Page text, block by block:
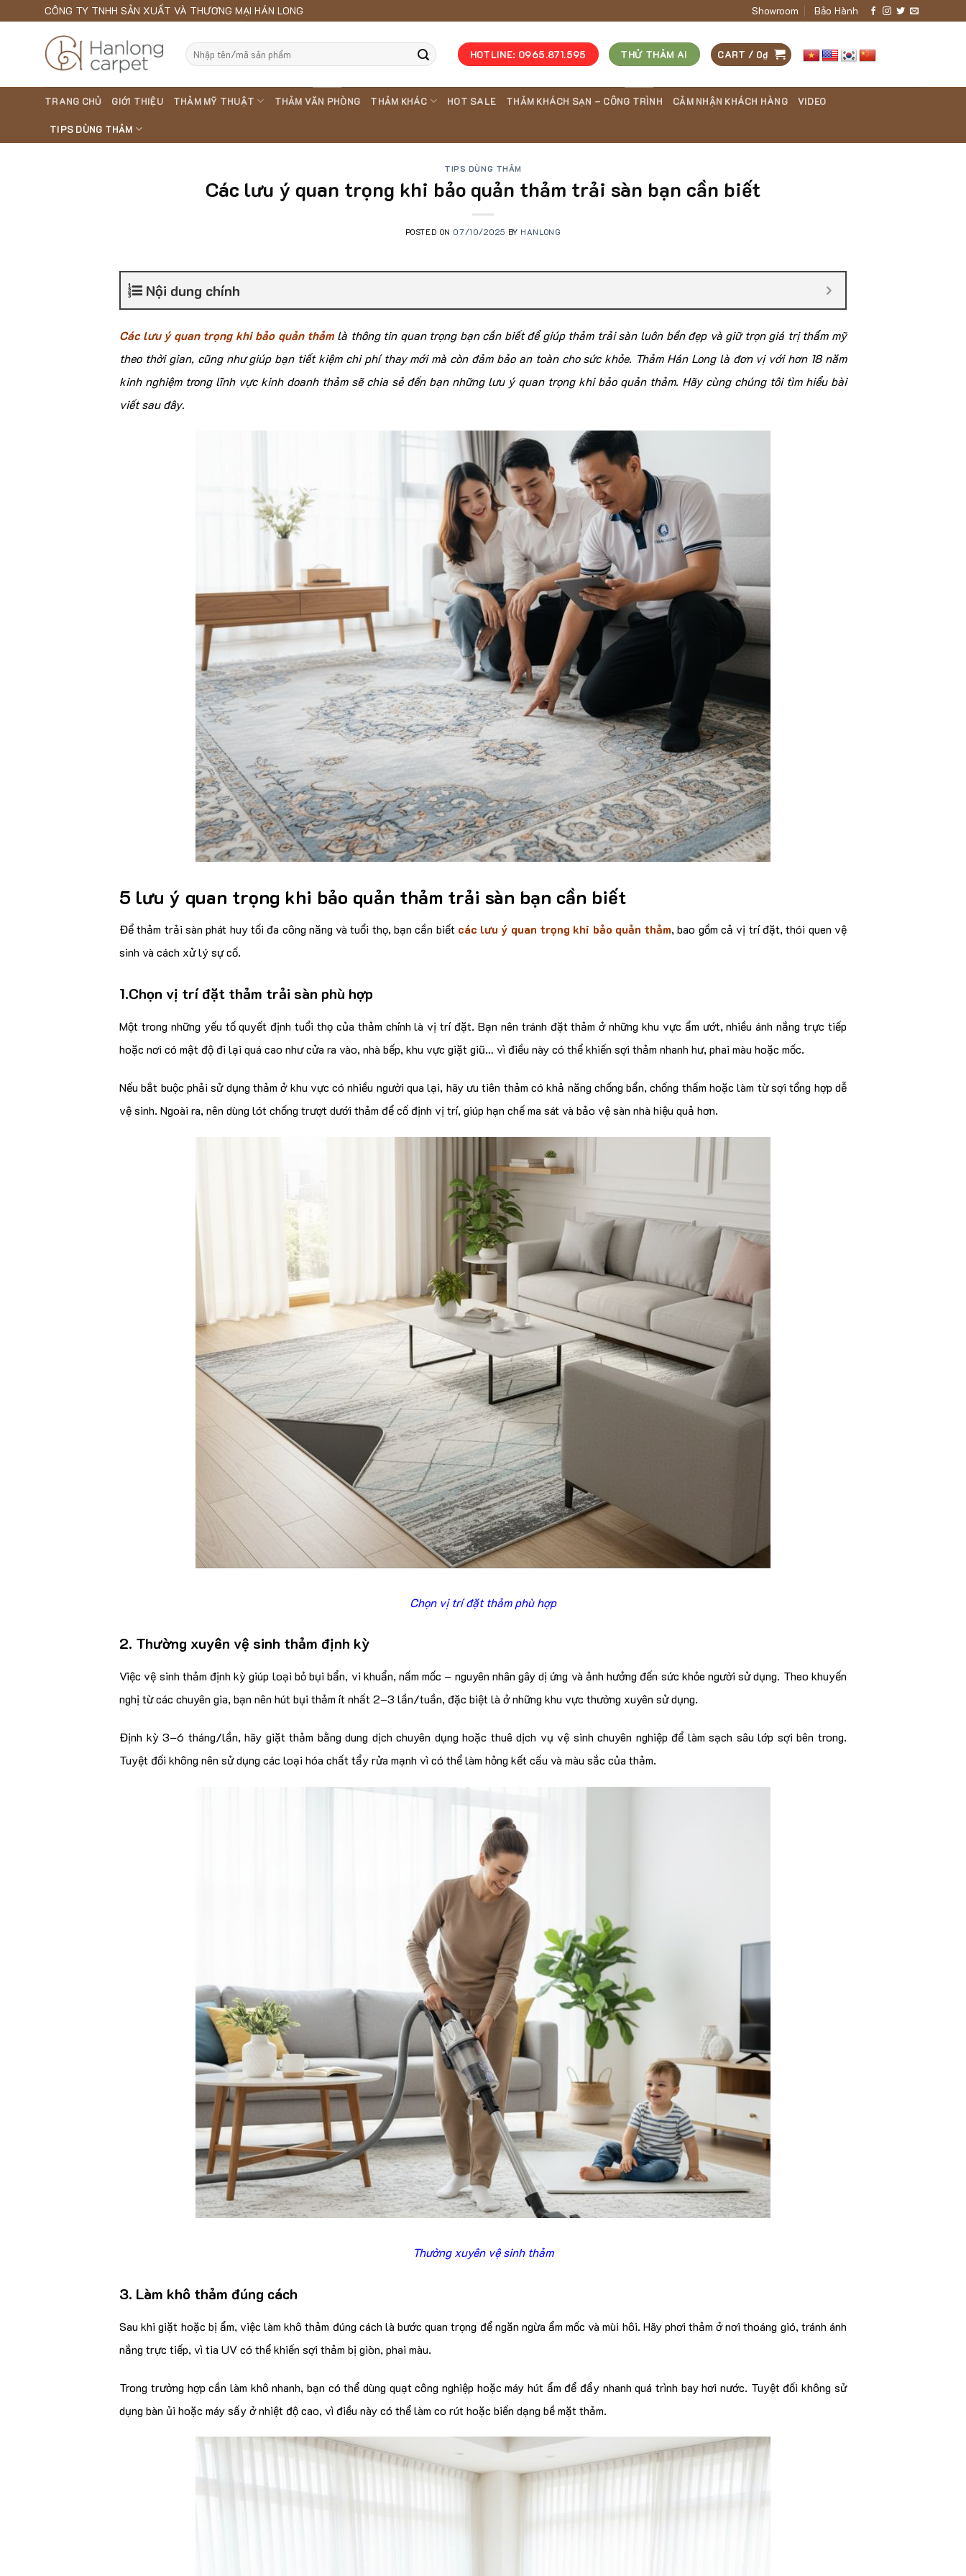
to
CÔNG TY TNHH SẢN XUẤT VÀ THƯƠNG MẠI HÁN LONG Showroom Bảo Hành
Search
for:
HOTLINE: 0965.871.595 THỬ THẢM AI CART / 0₫
TRANG CHỦ GIỚI THIỆU THẢM MỸ THUẬT THẢM VĂN PHÒNG THẢM KHÁC HOT SALE THẢM KHÁCH SẠN – CÔNG TRÌNH CẢM NHẬN KHÁCH HÀNG VIDEO
TIPS DÙNG THẢM
TIPS DÙNG THẢM
Các lưu ý quan trọng khi bảo quản thảm trải sàn bạn cần biết
POSTED ON 07/10/2025 BY HANLONG
Nội dung chính
Các lưu ý quan trọng khi bảo quản thảmlà thông tin quan trọng bạn cần biết để giúp thảm trải sàn luôn bền đẹp và giữ trọn giá trị thẩm mỹ
theo thời gian, cũng như giúp bạn tiết kiệm chi phí thay mới mà còn đảm bảo an toàn cho sức khỏe. Thảm Hán Long là đơn vị với hơn 18 năm
kinh nghiệm trong lĩnh vực kinh doanh thảm sẽ chia sẻ đến bạn những lưu ý quan trọng khi bảo quản thảm. Hãy cùng chúng tôi tìm hiểu bài
viết sau đây.
5 lưu ý quan trọng khi bảo quản thảm trải sàn bạn cần biết
Để thảm trải sàn phát huy tối đa công năng và tuổi thọ, bạn cần biết các lưu ý quan trọng khi bảo quản thảm, bao gồm cả vị trí đặt, thói quen vệ
sinh và cách xử lý sự cố.
1.Chọn vị trí đặt thảm trải sàn phù hợp
Một trong những yếu tố quyết định tuổi thọ của thảm chính là vị trí đặt. Bạn nên tránh đặt thảm ở những khu vực ẩm ướt, nhiều ánh nắng trực tiếp
hoặc nơi có mật độ đi lại quá cao như cửa ra vào, nhà bếp, khu vực giặt giũ… vì điều này có thể khiến sợi thảm nhanh hư, phai màu hoặc mốc.
Nếu bắt buộc phải sử dụng thảm ở khu vực có nhiều người qua lại, hãy ưu tiên thảm có khả năng chống bẩn, chống thấm hoặc làm từ sợi tổng hợp dễ
vệ sinh. Ngoài ra, nên dùng lót chống trượt dưới thảm để cố định vị trí, giúp hạn chế ma sát và bảo vệ sàn nhà hiệu quả hơn.
Chọn vị trí đặt thảm phù hợp
2. Thường xuyên vệ sinh thảm định kỳ
Việc vệ sinh thảm định kỳ giúp loại bỏ bụi bẩn, vi khuẩn, nấm mốc – nguyên nhân gây dị ứng và ảnh hưởng đến sức khỏe người sử dụng. Theo khuyến
nghị từ các chuyên gia, bạn nên hút bụi thảm ít nhất 2–3 lần/tuần, đặc biệt là ở những khu vực thường xuyên sử dụng.
Định kỳ 3–6 tháng/lần, hãy giặt thảm bằng dung dịch chuyên dụng hoặc thuê dịch vụ vệ sinh chuyên nghiệp để làm sạch sâu lớp sợi bên trong.
Tuyệt đối không nên sử dụng các loại hóa chất tẩy rửa mạnh vì có thể làm hỏng kết cấu và màu sắc của thảm.
Thường xuyên vệ sinh thảm
3. Làm khô thảm đúng cách
Sau khi giặt hoặc bị ẩm, việc làm khô thảm đúng cách là bước quan trọng để ngăn ngừa ẩm mốc và mùi hôi. Hãy phơi thảm ở nơi thoáng gió, tránh ánh
nắng trực tiếp, vì tia UV có thể khiến sợi thảm bị giòn, phai màu.
Trong trường hợp cần làm khô nhanh, bạn có thể dùng quạt công nghiệp hoặc máy hút ẩm để đẩy nhanh quá trình bay hơi nước. Tuyệt đối không sử
dụng bàn ủi hoặc máy sấy ở nhiệt độ cao, vì điều này có thể làm co rút hoặc biến dạng bề mặt thảm.